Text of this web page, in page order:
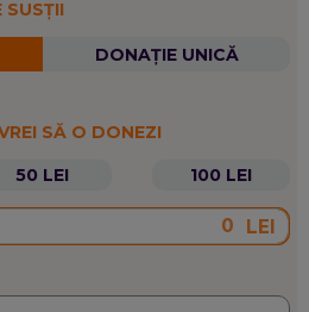
SUSȚII
DONAȚIE UNICĂ
SĂ O DONEZI
50 LEI 100 LEI
LEI